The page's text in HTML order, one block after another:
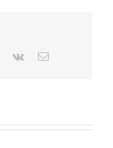
Pinterest
Vk Email